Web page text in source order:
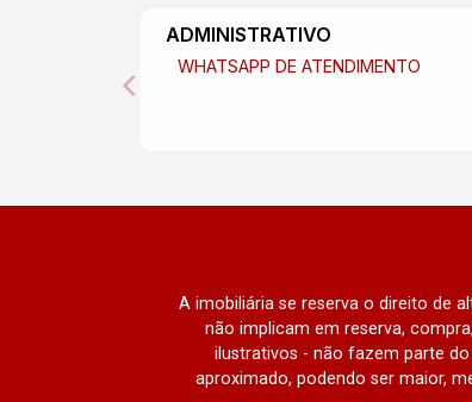
ADMINISTRATIVO
WHATSAPP DE ATENDIMENTO
A imobiliária se reserva o direito de
não implicam em reserva,
ilustrativos - não fazem parte
aproximado, podendo ser maior,